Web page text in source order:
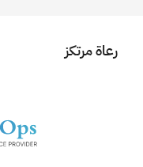
رعاة مرتكز